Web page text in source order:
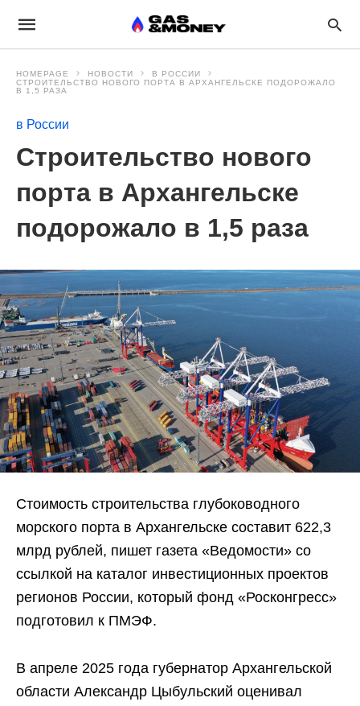
HOMEPAGE НОВОСТИ
В РОССИИ
СТРОИТЕЛЬСТВО НОВОГО ПОРТА В АРХАНГЕЛЬСКЕ ПОДОРОЖАЛО
В 1,5 РАЗА
в России
Строительство нового
порта в Архангельске
подорожало в 1,5 раза
Стоимость строительства глубоководного
морского порта в Архангельске составит 622,3
млрд рублей, пишет газета «Ведомости» со
ссылкой на каталог инвестиционных проектов
регионов России, который фонд «Росконгресс»
подготовил к ПМЭФ.
В апреле 2025 года губернатор Архангельской
области Александр Цыбульский оценивал